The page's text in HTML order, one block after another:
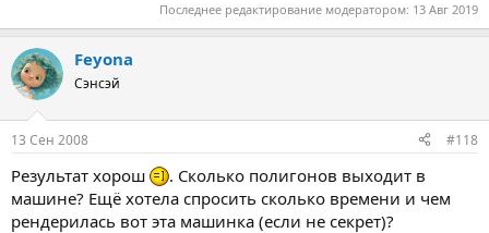
Последнее редактирование модератором: 13 Авг 2019
Feyona
Сэнсэй
13 Сен 2008 #118
Результат хорош
. Сколько полигонов выходит в
машине? Ещё хотела спросить сколько времени и чем
рендерилась вот эта машинка (если не секрет)?